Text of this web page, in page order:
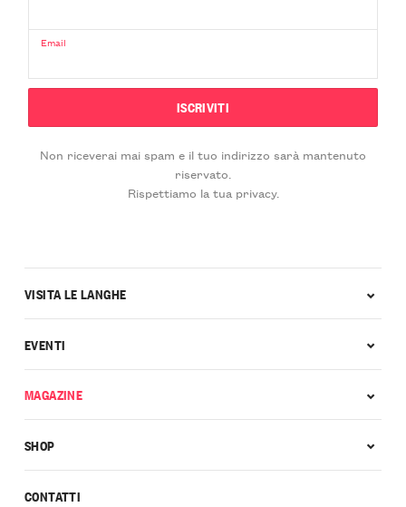
Email
Non riceverai mai spam e il tuo indirizzo sarà mantenuto
riservato.
Rispettiamo la tua privacy.
CONTATTI
VISITA LE LANGHE
EVENTI
MAGAZINE
SHOP